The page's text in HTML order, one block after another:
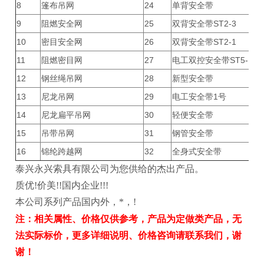
8
篷布吊网 24
单背安全带
9
阻燃安全网 25
双背安全带ST2-3
10
密目安全网 26
双背安全带ST2-1
11
阻燃密目网 27
电工双控安全带ST5-1
12
钢丝绳吊网 28
新型安全带
13
尼龙吊网 29
电工安全带1号
14
尼龙扁平吊网 30
轻便安全带
15
吊带吊网 31
钢管安全带
16
锦纶跨越网 32 全身式安全带
泰兴永兴索具有限公司为您供给的杰出产品。
质优!价美!!国内企业!!!
本公司系列产品国内外，*，!
注：相关属性、价格仅供参考，产品为定做类产品，无
法实际标价，更多详细说明、价格咨询请联系我们，谢
谢！